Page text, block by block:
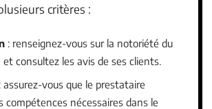
critères :
: renseignez-vous sur la notoriété du
consultez les avis de ses clients.
: assurez-vous que le prestataire
compétences nécessaires dans le